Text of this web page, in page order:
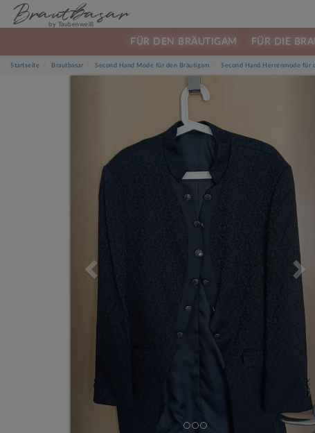
FÜR DEN BRÄUTIGAM FÜR DIE
Brautbasar
by Taubenweiß
Startseite Brautbasar Second Hand Mode für den Bräutigam Second Hand Herrenmode für